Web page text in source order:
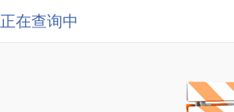
正在查询中